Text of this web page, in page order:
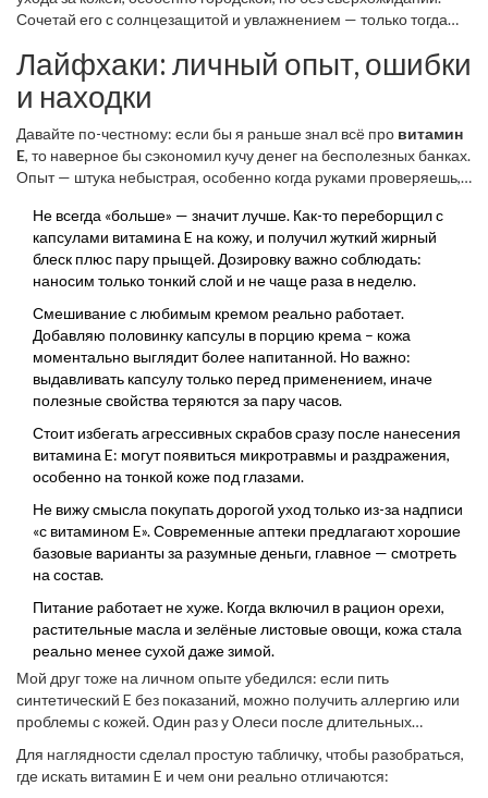
Сочетай его с солнцезащитой и увлажнением — только тогда
Лайфхаки: личный опыт, ошибки
и находки
Давайте по-честному: если бы я раньше знал всё про витамин
E, то наверное бы сэкономил кучу денег на бесполезных банках.
Опыт — штука небыстрая, особенно когда руками проверяешь,
последние пару лет.
Не всегда «больше» — значит лучше. Как-то переборщил с
капсулами витамина E на кожу, и получил жуткий жирный
блеск плюс пару прыщей. Дозировку важно соблюдать:
наносим только тонкий слой и не чаще раза в неделю.
Смешивание с любимым кремом реально работает.
Добавляю половинку капсулы в порцию крема – кожа
моментально выглядит более напитанной. Но важно:
выдавливать капсулу только перед применением, иначе
полезные свойства теряются за пару часов.
Стоит избегать агрессивных скрабов сразу после нанесения
витамина E: могут появиться микротравмы и раздражения,
особенно на тонкой коже под глазами.
Не вижу смысла покупать дорогой уход только из-за надписи
«с витамином E». Современные аптеки предлагают хорошие
базовые варианты за разумные деньги, главное — смотреть
на состав.
Питание работает не хуже. Когда включил в рацион орехи,
растительные масла и зелёные листовые овощи, кожа стала
реально менее сухой даже зимой.
Мой друг тоже на личном опыте убедился: если пить
синтетический E без показаний, можно получить аллергию или
проблемы с кожей. Один раз у Олеси после длительных
на подбородке, пришлось несколько месяцев
восстанавливаться.
Для наглядности сделал простую табличку, чтобы разобраться,
где искать витамин E и чем они реально отличаются: